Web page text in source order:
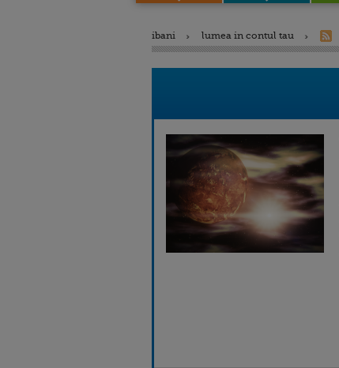
ibani lumea in contul tau